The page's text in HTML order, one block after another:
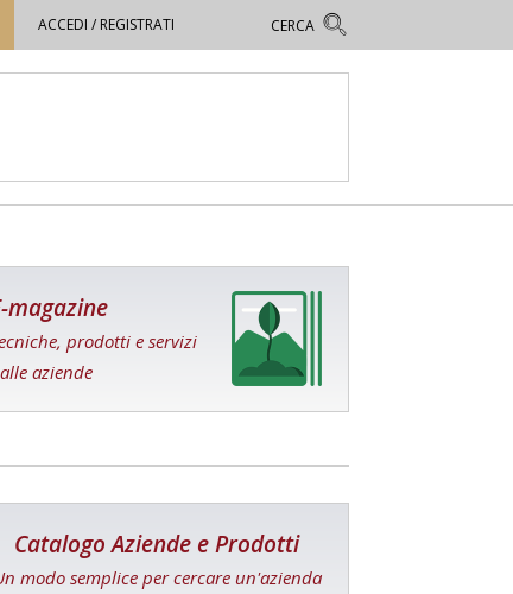
ACCEDI / REGISTRATI
magazine
prodotti e servizi
aziende
Catalogo Aziende e Prodotti
modo semplice per cercare un'azienda